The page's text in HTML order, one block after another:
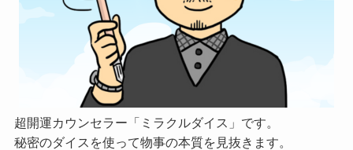
超開運カウンセラー「ミラクルダイス」です。
秘密のダイスを使って物事の本質を見抜きます。